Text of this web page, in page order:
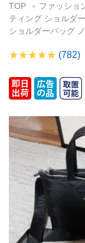
TOP ファッショ
ティング ショルダ
ショルダーバッグ
(782)